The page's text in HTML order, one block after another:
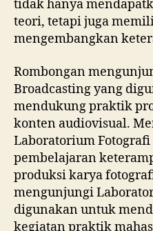
tidak hanya
teori, tetapi juga
mengembangkan
Rombongan
Broadcasting yang
mendukung praktik
konten audiovisual.
Laboratorium
pembelajaran
produksi karya
mengunjungi
digunakan untuk
kegiatan praktik